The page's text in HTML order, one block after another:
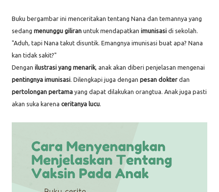
Buku bergambar ini menceritakan tentang Nana dan temannya yang
sedang menunggu giliran untuk mendapatkan imunisasi di sekolah.
"Aduh, tapi Nana takut disuntik. Emangnya imunisasi buat apa? Nana
kan tidak sakit?"
Dengan ilustrasi yang menarik, anak akan diberi penjelasan mengenai
pentingnya imunisasi . Dilengkapi juga dengan pesan dokter dan
pertolongan pertama yang dapat dilakukan orangtua. Anak juga pasti
akan suka karena ceritanya lucu